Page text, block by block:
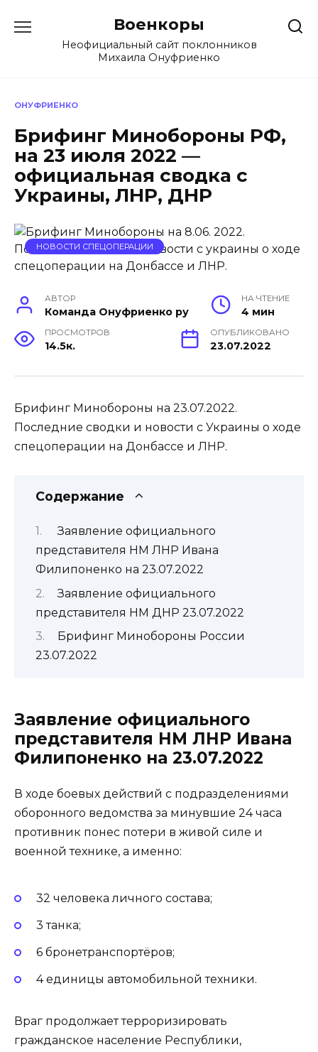
содержанию
Военкоры
Неофициальный сайт поклонников
Михаила Онуфриенко
ОНУФРИЕНКО
Брифинг Минобороны РФ,
на 23 июля 2022 —
официальная сводка с
Украины, ЛНР, ДНР
НОВОСТИ СПЕЦОПЕРАЦИИ
АВТОР
Команда Онуфриенко ру
НА ЧТЕНИЕ
4 мин
ПРОСМОТРОВ
14.5к.
ОПУБЛИКОВАНО
23.07.2022
Брифинг Минобороны на 23.07.2022.
Последние сводки и новости с Украины о ходе
спецоперации на Донбассе и ЛНР.
Содержание
Заявление официального
представителя НМ ЛНР Ивана
Филипоненко на 23.07.2022
Заявление официального
представителя НМ ДНР 23.07.2022
Брифинг Минобороны России
23.07.2022
Заявление официального
представителя НМ ЛНР Ивана
Филипоненко на 23.07.2022
В ходе боевых действий с подразделениями
оборонного ведомства за минувшие 24 часа
противник понес потери в живой силе и
военной технике, а именно:
32 человека личного состава;
3 танка;
6 бронетранспортёров;
4 единицы автомобильной техники.
Враг продолжает терроризировать
гражданское население Республики,